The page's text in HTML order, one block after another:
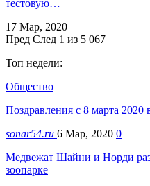
тестовую…
17 Мар, 2020
Пред След 1 из 5 067
Топ недели:
Общество
Поздравления с 8 марта 2020
sonar54.ru 6 Мар, 2020 0
Медвежат Шайни и Норди
зоопарке